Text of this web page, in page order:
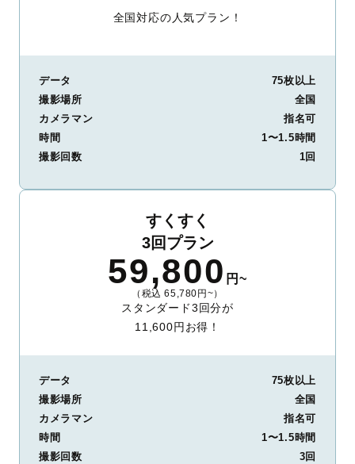
全国対応の人気プラン！
データ
75枚以上
撮影場所
全国
カメラマン
指名可
時間
1〜1.5時間
撮影回数
1回
すくすく
3回プラン
59,800 円~
（税込 65,780円~）
スタンダード3回分が
11,600円お得！
データ
75枚以上
撮影場所
全国
カメラマン
指名可
時間
1〜1.5時間
撮影回数
3回